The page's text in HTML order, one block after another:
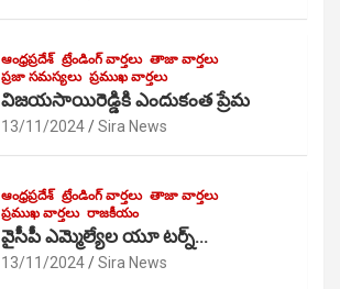
ఆంధ్రప్రదేశ్ ట్రేండింగ్ వార్తలు తాజా వార్తలు
ప్రజా సమస్యలు ప్రముఖ వార్తలు
విజయసాయిరెడ్డికి ఎందుకంత ప్రేమ
13/11/2024 Sira News
ఆంధ్రప్రదేశ్ ట్రేండింగ్ వార్తలు తాజా వార్తలు
ప్రముఖ వార్తలు రాజకీయం
వైసీపీ ఎమ్మెల్యేల యూ టర్న్…
13/11/2024 Sira News